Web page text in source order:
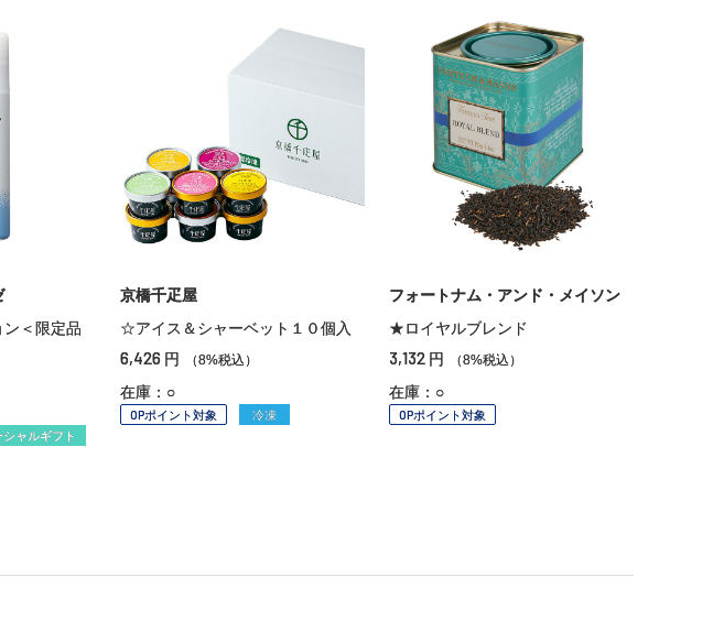
＜限定品
シャルギフト
京橋千疋屋
☆アイス＆シャーベット１０個入
6,426 円 （8%税込）
在庫：○
OPポイント対象 冷凍
フォートナム・アンド・メイソン
★ロイヤルブレンド
3,132 円 （8%税込）
在庫：○
OPポイント対象